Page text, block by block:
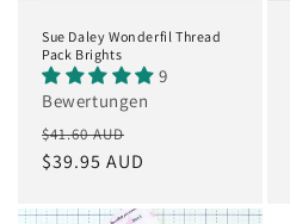
Sue Daley Wonderfil Thread
Pack Brights
9
Bewertungen
Normaler
Preis
$41.60 AUD
$39.95 AUD